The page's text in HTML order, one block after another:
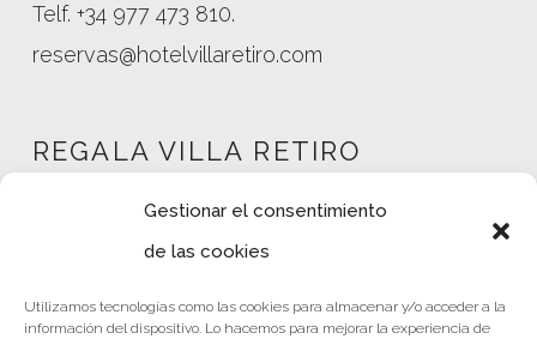
Gestionar el consentimiento
de las cookies
Utilizamos tecnologías como las cookies para almacenar y/o acceder a la
información del dispositivo. Lo hacemos para mejorar la experiencia de
Telf. +34 977 473 810.
reservas@hotelvillaretiro.com
REGALA VILLA RETIRO
Tienda